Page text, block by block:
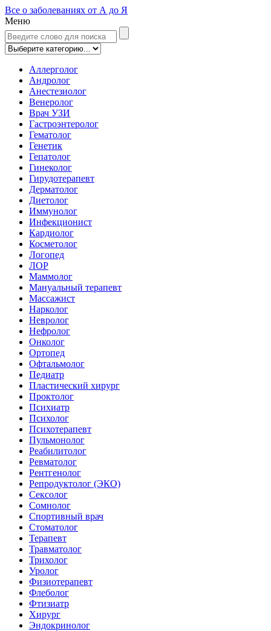
Все о заболеваниях от А до Я
Меню
Аллерголог
Андролог
Анестезиолог
Венеролог
Врач УЗИ
Гастроэнтеролог
Гематолог
Генетик
Гепатолог
Гинеколог
Гирудотерапевт
Дерматолог
Диетолог
Иммунолог
Инфекционист
Кардиолог
Косметолог
Логопед
ЛОР
Маммолог
Мануальный терапевт
Массажист
Нарколог
Невролог
Нефролог
Онколог
Ортопед
Офтальмолог
Педиатр
Пластический хирург
Проктолог
Психиатр
Психолог
Психотерапевт
Пульмонолог
Реабилитолог
Ревматолог
Рентгенолог
Репродуктолог (ЭКО)
Сексолог
Сомнолог
Спортивный врач
Стоматолог
Терапевт
Травматолог
Трихолог
Уролог
Физиотерапевт
Флеболог
Фтизиатр
Хирург
Эндокринолог